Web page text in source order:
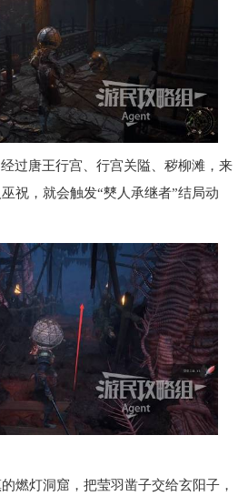
过唐王行宫、行宫关隘、秽柳滩，来
祝，就会触发“僰人承继者”结局动
燃灯洞窟，把莹羽凿子交给玄阳子，